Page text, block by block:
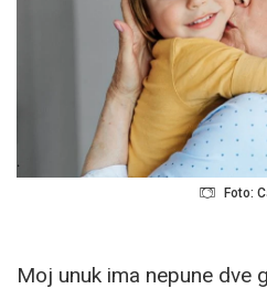
Foto:
Moj unuk ima nepune dve